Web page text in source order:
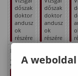
dőszak
doktor
andusz
ok
részére
dőszak
doktor
andusz
ok
részére
Kinga
24 25 26
A